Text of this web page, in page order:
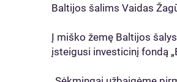
Baltijos šalims Vaidas
Į miško žemę Baltijos
įsteigusi investicinį fondą